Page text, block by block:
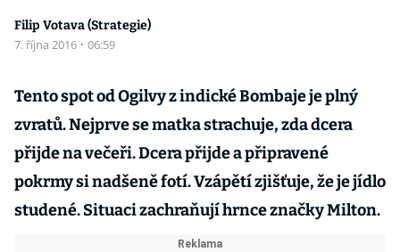
Filip Votava (Strategie)
7. října 2016 · 06:59
Tento spot od Ogilvy z indické Bombaje je plný
zvratů. Nejprve se matka strachuje, zda dcera
přijde na večeři. Dcera přijde a připravené
pokrmy si nadšeně fotí. Vzápětí zjišťuje, že je jídlo
studené. Situaci zachraňují hrnce značky Milton.